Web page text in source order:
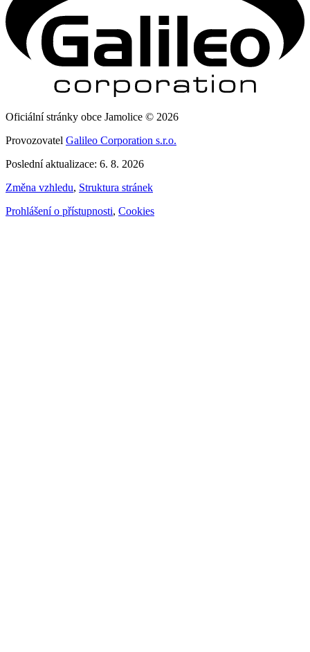
Oficiální stránky obce Jamolice © 2026
Provozovatel Galileo Corporation s.r.o.
Poslední aktualizace: 6. 8. 2026
Změna vzhledu, Struktura stránek
Prohlášení o přístupnosti, Cookies